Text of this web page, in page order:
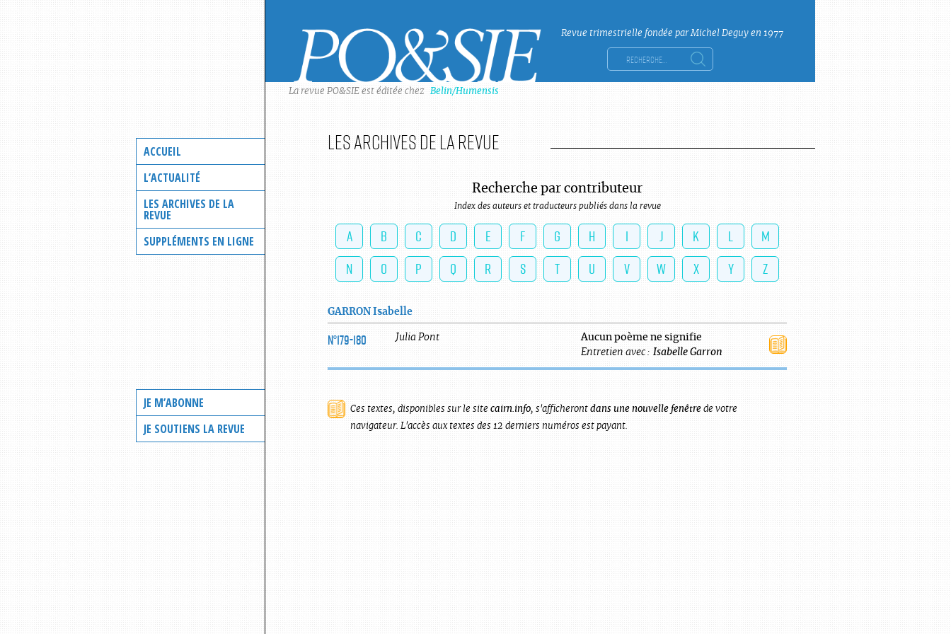
ACCUEIL
L’ACTUALITÉ
LES ARCHIVES DE LA
REVUE
SUPPLÉMENTS EN LIGNE
JE M’ABONNE
JE SOUTIENS LA REVUE
Revue trimestrielle fondée par Michel Deguy en 1977
Rechercher :
La revue PO&SIE est éditée chez Belin/Humensis
Les archives de la revue
Recherche par contributeur
Index des auteurs et traducteurs publiés dans la revue
A B C D E F G H I J K L
M
N
O P Q R S T U V W X Y Z
GARRON Isabelle
N°179-180 Julia Pont
Aucun poème ne signifie
Entretien avec : Isabelle Garron
Ces textes, disponibles sur le site cairn.info, s'afficheront dans une nouvelle fenêtre de votre
navigateur. L'accès aux textes des 12 derniers numéros est payant.